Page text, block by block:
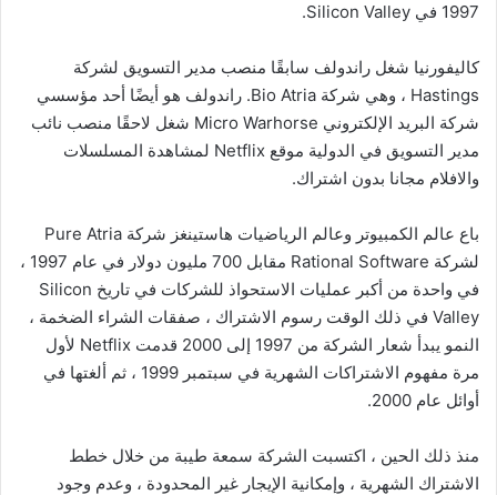
1997 في Silicon Valley.
كاليفورنيا شغل راندولف سابقًا منصب مدير التسويق لشركة
Hastings ، وهي شركة Bio Atria. راندولف هو أيضًا أحد مؤسسي
شركة البريد الإلكتروني Micro Warhorse شغل لاحقًا منصب نائب
مدير التسويق في الدولية موقع Netflix لمشاهدة المسلسلات
والافلام مجانا بدون اشتراك.
باع عالم الكمبيوتر وعالم الرياضيات هاستينغز شركة Pure Atria
لشركة Rational Software مقابل 700 مليون دولار في عام 1997 ،
في واحدة من أكبر عمليات الاستحواذ للشركات في تاريخ Silicon
Valley في ذلك الوقت رسوم الاشتراك ، صفقات الشراء الضخمة ،
النمو يبدأ شعار الشركة من 1997 إلى 2000 قدمت Netflix لأول
مرة مفهوم الاشتراكات الشهرية في سبتمبر 1999 ، ثم ألغتها في
أوائل عام 2000.
منذ ذلك الحين ، اكتسبت الشركة سمعة طيبة من خلال خطط
الاشتراك الشهرية ، وإمكانية الإيجار غير المحدودة ، وعدم وجود